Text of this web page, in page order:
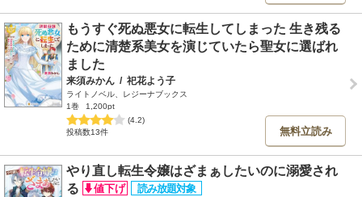
もうすぐ死ぬ悪女に転生してしまった 生き残る
ために清楚系美女を演じていたら聖女に選ばれ
ました
来須みかん / 祀花よう子
ライトノベル、レジーナブックス
1巻
1,200pt
(4.2)
投稿数13件
無料立読み
やり直し転生令嬢はざまぁしたいのに溺愛され
る